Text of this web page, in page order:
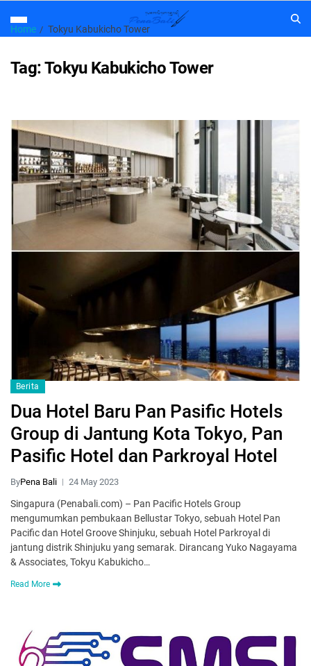
Home Tokyu Kabukicho Tower
Tag:Tokyu Kabukicho Tower
Berita
Dua Hotel Baru Pan Pasific Hotels
Group di Jantung Kota Tokyo, Pan
Pasific Hotel dan Parkroyal Hotel
ByPena Bali 24 May 2023
Singapura (Penabali.com) – Pan Pacific Hotels Group
mengumumkan pembukaan Bellustar Tokyo, sebuah Hotel Pan
Pacific dan Hotel Groove Shinjuku, sebuah Hotel Parkroyal di
jantung distrik Shinjuku yang semarak. Dirancang Yuko Nagayama
& Associates, Tokyu Kabukicho…
Read More